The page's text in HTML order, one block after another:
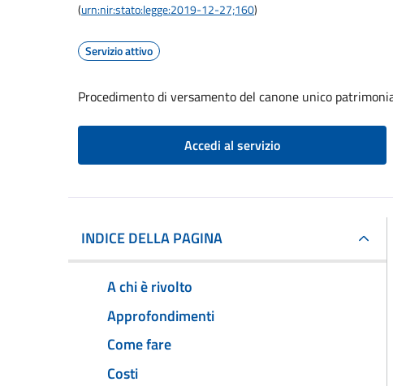
(urn:nir:stato:legge:2019-12-27;160)
Servizio attivo
Procedimento di versamento del canone unico
Accedi al servizio
INDICE DELLA PAGINA
A chi è rivolto
Approfondimenti
Come fare
Costi